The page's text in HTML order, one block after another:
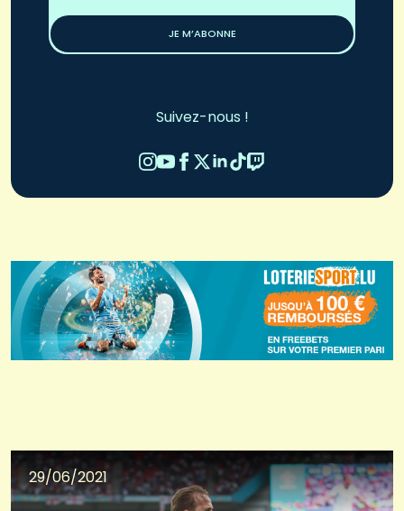
JE M’ABONNE
Suivez-nous !
29/06/2021